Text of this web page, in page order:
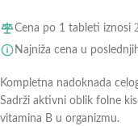
Cena po 1 tableti iznosi
Najniža cena u
Kompletna nadoknada
Sadrži aktivni oblik folne
vitamina B u organizmu.